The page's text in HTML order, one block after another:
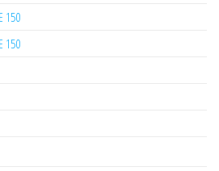
150
150